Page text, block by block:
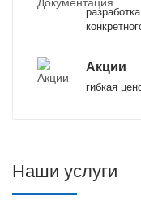
Акции
гибкая
Наши услуги